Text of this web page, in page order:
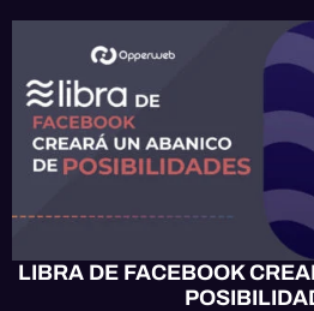
OPPERWEB NEWS
LIBRA DE FACEBOOK